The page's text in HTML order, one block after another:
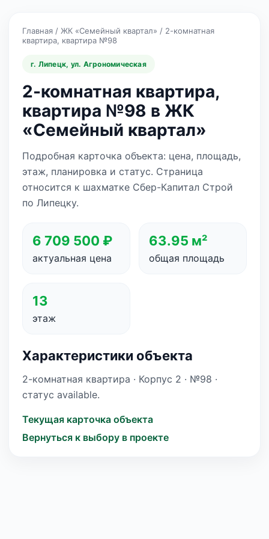
Главная / ЖК «Семейный квартал» / 2-комнатная
квартира, квартира №98
г. Липецк, ул. Агрономическая
2-комнатная квартира,
квартира №98 в ЖК
«Семейный квартал»
Подробная карточка объекта: цена, площадь,
этаж, планировка и статус. Страница
относится к шахматке Сбер-Капитал Строй
по Липецку.
6 709 500 ₽
актуальная цена
63.95 м²
общая площадь
13
этаж
Характеристики объекта
2-комнатная квартира · Корпус 2 · №98 ·
статус available.
Текущая карточка объекта
Вернуться к выбору в проекте